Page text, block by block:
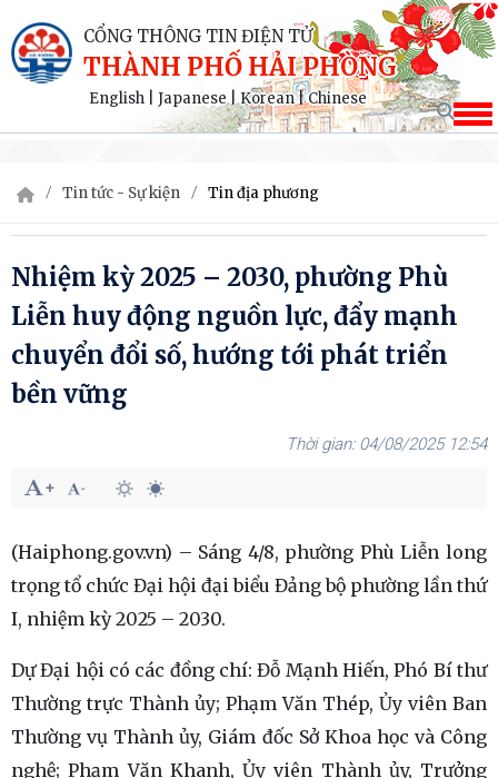
CỔNG THÔNG TIN ĐIỆN TỬ
THÀNH PHỐ HẢI PHÒNG
English Japanese|Korean|Chinese
Tin tức - Sự kiện Tin địa phương
Nhiệm kỳ 2025 – 2030, phường Phù
Liễn huy động nguồn lực, đẩy mạnh
chuyển đổi số, hướng tới phát triển
bền vững
04/08/2025 12:54
(Haiphong.gov.vn) – Sáng 4/8, phường Phù Liễn long
trọng tổ chức Đại hội đại biểu Đảng bộ phường lần thứ
I, nhiệm kỳ 2025 – 2030.
Dự Đại hội có các đồng chí: Đỗ Mạnh Hiến, Phó Bí thư
Thường trực Thành ủy; Phạm Văn Thép, Ủy viên Ban
Thường vụ Thành ủy, Giám đốc Sở Khoa học và Công
nghệ; Phạm Văn Khanh, Ủy viên Thành ủy, Trưởng